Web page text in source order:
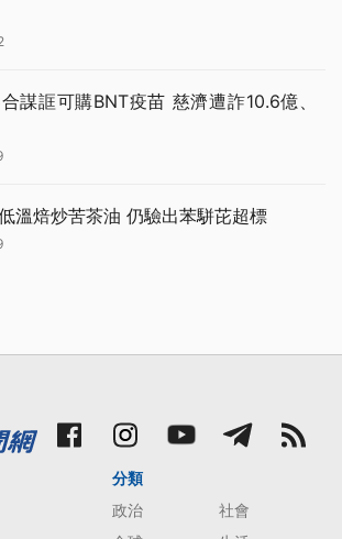
謀誆可購BNT疫苗 慈濟遭詐10.6億、
溫焙炒苦茶油 仍驗出苯駢芘超標
分類
政治
社會